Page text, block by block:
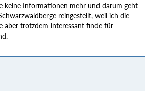
keine Informationen mehr und darum geht
reingestellt, weil ich die
aber trotzdem interessant finde für